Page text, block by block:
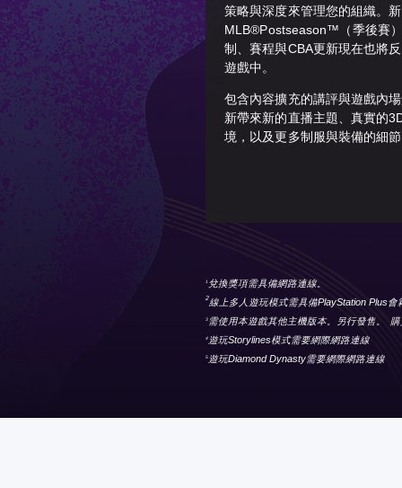
策略與深度來管理您的組織。
MLB®Postseason™（季後賽
制、賽程與CBA更新現在也將
遊戲中。
包含內容擴充的講評與遊戲內
新帶來新的直播主題、真實的
境，以及更多制服與裝備的細
1 兌換獎項需具備網路連線。
2線上多人遊玩模式需具備PlayStation Plus
3需使用本遊戲其他主機版本。另行發售。
4遊玩Storylines模式需要網際網路連線
5遊玩Diamond Dynasty需要網際網路連線